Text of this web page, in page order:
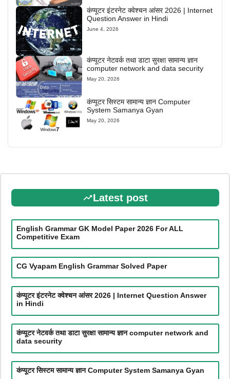
कंप्यूटर इंटरनेट क्वेश्चन आंसर 2026 | Internet
Question Answer in Hindi
June 4, 2026
कंप्यूटर नेटवर्क तथा डाटा सुरक्षा सामान्य ज्ञान
computer network and data security
May 20, 2026
कंप्यूटर सिस्टम सामान्य ज्ञान Computer
System Samanya Gyan
May 20, 2026
Latest post
English Grammar GK Model Paper 2026 For ALL
Competitive Exam
CG Vyapam English Grammar Solved Paper
कंप्यूटर इंटरनेट क्वेश्चन आंसर 2026 | Internet Question Answer
in Hindi
कंप्यूटर नेटवर्क तथा डाटा सुरक्षा सामान्य ज्ञान computer network and
data security
कंप्यूटर सिस्टम सामान्य ज्ञान Computer System Samanya Gyan